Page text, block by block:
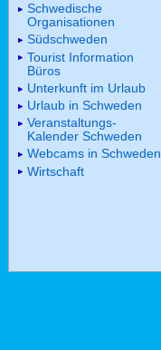
Schwedische
Organisationen
Südschweden
Tourist Information
Büros
Unterkunft im Urlaub
Urlaub in Schweden
Veranstaltungs-
Kalender Schweden
Webcams in Schweden
Wirtschaft